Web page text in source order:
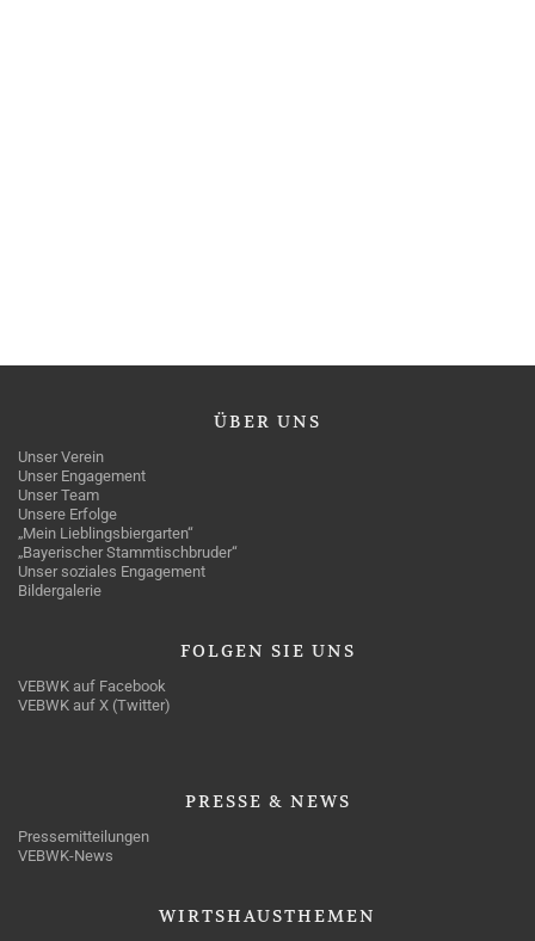
ÜBER UNS
Unser Verein
Unser Engagement
Unser Team
Unsere Erfolge
„Mein Lieblingsbiergarten“
„Bayerischer Stammtischbruder“
Unser soziales Engagement
Bildergalerie
FOLGEN SIE UNS
VEBWK auf Facebook
VEBWK auf X (Twitter)
PRESSE & NEWS
Pressemitteilungen
VEBWK-News
WIRTSHAUSTHEMEN